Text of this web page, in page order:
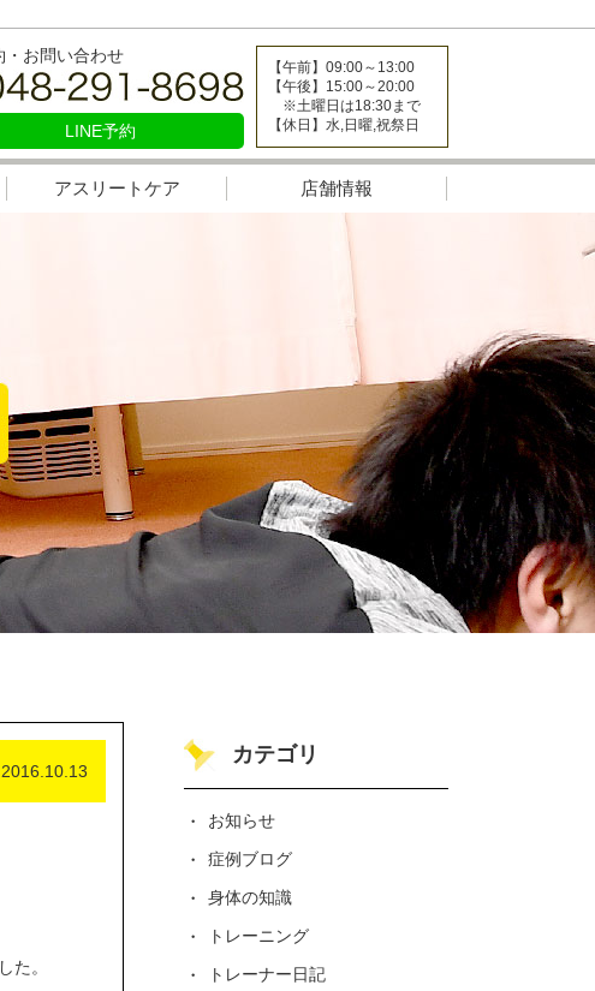
・お問い合わせ
LINE予約
【午前】09:00～13:00
【午後】15:00～20:00
※土曜日は18:30まで
【休日】水,日曜,祝祭日
アスリートケア 店舗情報
2016.10.13
た。
カテゴリ
お知らせ
症例ブログ
身体の知識
トレーニング
トレーナー日記